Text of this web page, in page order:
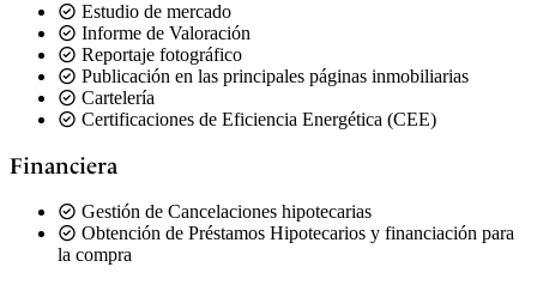
Estudio de mercado
Informe de Valoración
Reportaje fotográfico
Publicación en las principales páginas inmobiliarias
Cartelería
Certificaciones de Eficiencia Energética (CEE)
Financiera
Gestión de Cancelaciones hipotecarias
Obtención de Préstamos Hipotecarios y financiación para
la compra